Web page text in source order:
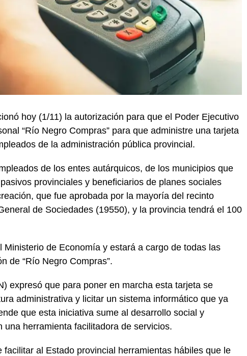
hoy (1/11) la autorización para que el Poder Ejecutivo
“Río Negro Compras” para que administre una tarjeta
de la administración pública provincial.
de los entes autárquicos, de los municipios que
provinciales y beneficiarios de planes sociales
que fue aprobada por la mayoría del recinto
de Sociedades (19550), y la provincia tendrá el 100
Ministerio de Economía y estará a cargo de todas las
de “Río Negro Compras”.
expresó que para poner en marcha esta tarjeta se
administrativa y licitar un sistema informático que ya
que esta iniciativa sume al desarrollo social y
herramienta facilitadora de servicios.
facilitar al Estado provincial herramientas hábiles que le